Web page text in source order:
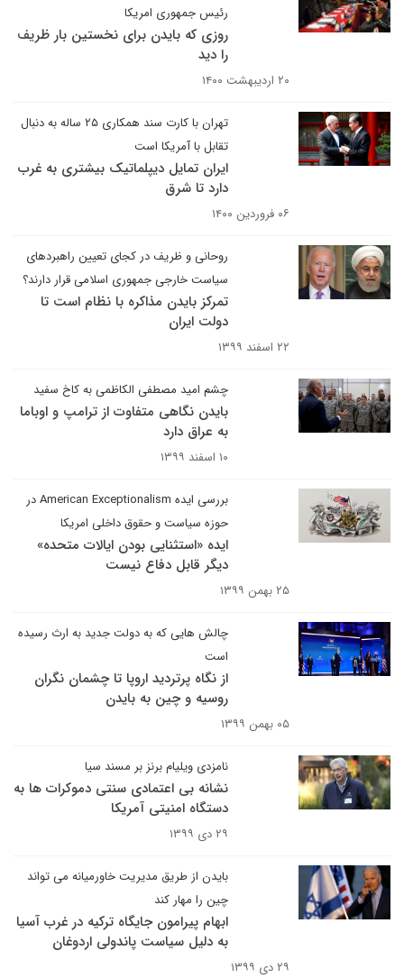
رئیس جمهوری امریکا
روزی که بایدن برای نخستین بار ظریف
را دید
۲۰ اردیبهشت ۱۴۰۰
تهران با کارت سند همکاری ۲۵ ساله به دنبال
تقابل با آمریکا است
ایران تمایل دیپلماتیک بیشتری به غرب
دارد تا شرق
۰۶ فروردین ۱۴۰۰
روحانی و ظریف در کجای تعیین راهبردهای
سیاست خارجی جمهوری اسلامی قرار دارند؟
تمرکز بایدن مذاکره با نظام است تا
دولت ایران
۲۲ اسفند ۱۳۹۹
چشم امید مصطفی الکاظمی به کاخ سفید
بایدن نگاهی متفاوت از ترامپ و اوباما
به عراق دارد
۱۰ اسفند ۱۳۹۹
بررسی ایده American Exceptionalism در
حوزه سیاست و حقوق داخلی امریکا
ایده «استثنایی بودن ایالات متحده»
دیگر قابل دفاع نیست
۲۵ بهمن ۱۳۹۹
چالش هایی که به دولت جدید به ارث رسیده
است
از نگاه پرتردید اروپا تا چشمان نگران
روسیه و چین به بایدن
۰۵ بهمن ۱۳۹۹
نامزدی ویلیام برنز بر مسند سیا
نشانه بی اعتمادی سنتی دموکرات ها به
دستگاه امنیتی آمریکا
۲۹ دی ۱۳۹۹
بایدن از طریق مدیریت خاورمیانه می تواند
چین را مهار کند
ابهام پیرامون جایگاه ترکیه در غرب آسیا
به دلیل سیاست پاندولی اردوغان
۲۹ دی ۱۳۹۹